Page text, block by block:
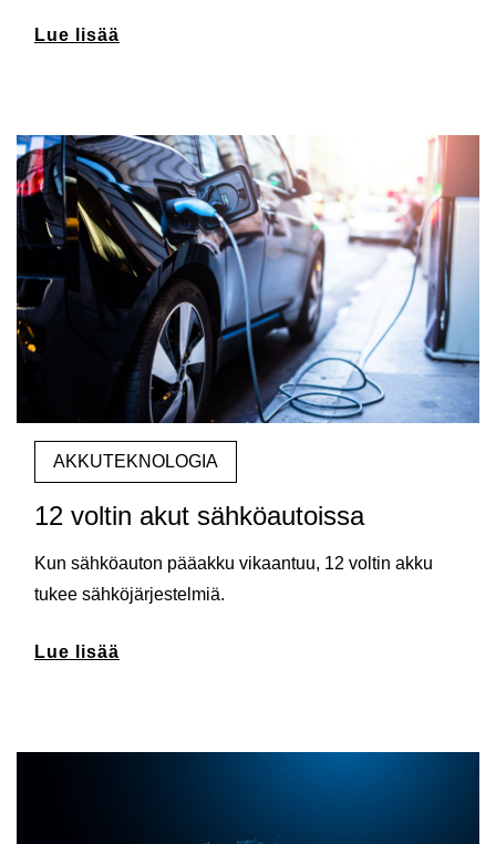
Lue lisää
AKKUTEKNOLOGIA
12 voltin akut sähköautoissa
Kun sähköauton pääakku vikaantuu, 12 voltin akku
tukee sähköjärjestelmiä.
Lue lisää